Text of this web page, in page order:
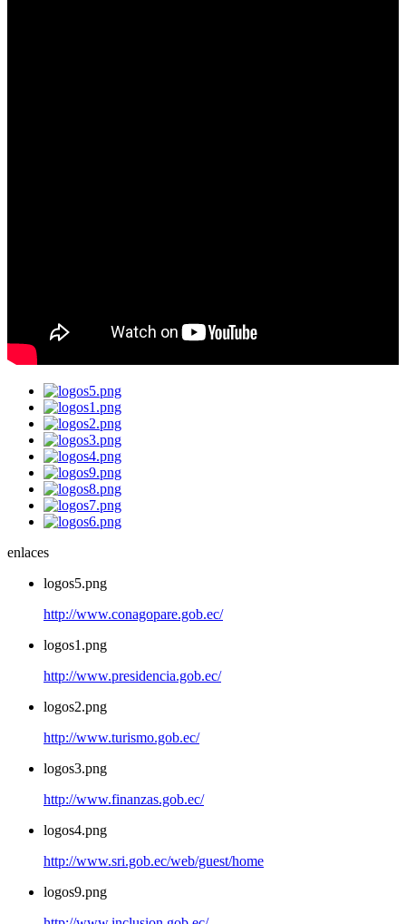
enlaces
logos5.png
http://www.conagopare.gob.ec/
logos1.png
http://www.presidencia.gob.ec/
logos2.png
http://www.turismo.gob.ec/
logos3.png
http://www.finanzas.gob.ec/
logos4.png
http://www.sri.gob.ec/web/guest/home
logos9.png